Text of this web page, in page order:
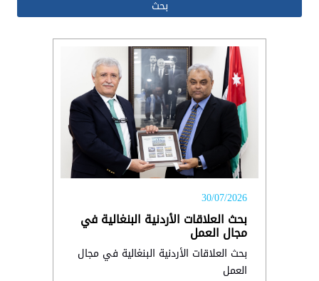
30/07/2026
بحث العلاقات الأردنية البنغالية في
مجال العمل
بحث العلاقات الأردنية البنغالية في مجال
العمل